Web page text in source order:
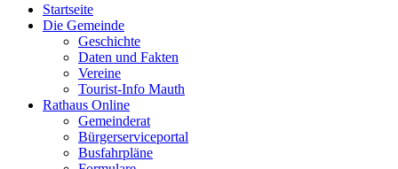
Startseite
Die Gemeinde
Geschichte
Daten und Fakten
Vereine
Tourist-Info Mauth
Rathaus Online
Gemeinderat
Bürgerserviceportal
Busfahrpläne